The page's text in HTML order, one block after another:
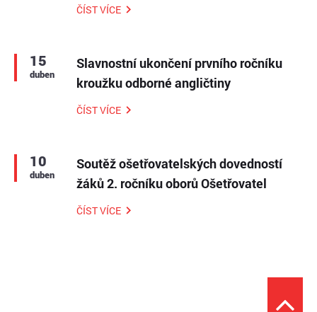
ČÍST VÍCE
15
duben
Slavnostní ukončení prvního ročníku
kroužku odborné angličtiny
ČÍST VÍCE
10
duben
Soutěž ošetřovatelských dovedností
žáků 2. ročníku oborů Ošetřovatel
ČÍST VÍCE